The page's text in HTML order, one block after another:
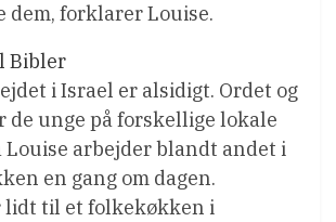
dem, forklarer Louise.
Bibler
i Israel er alsidigt. Ordet og
de unge på forskellige lokale
Louise arbejder blandt andet i
en gang om dagen.
lidt til et folkekøkken i